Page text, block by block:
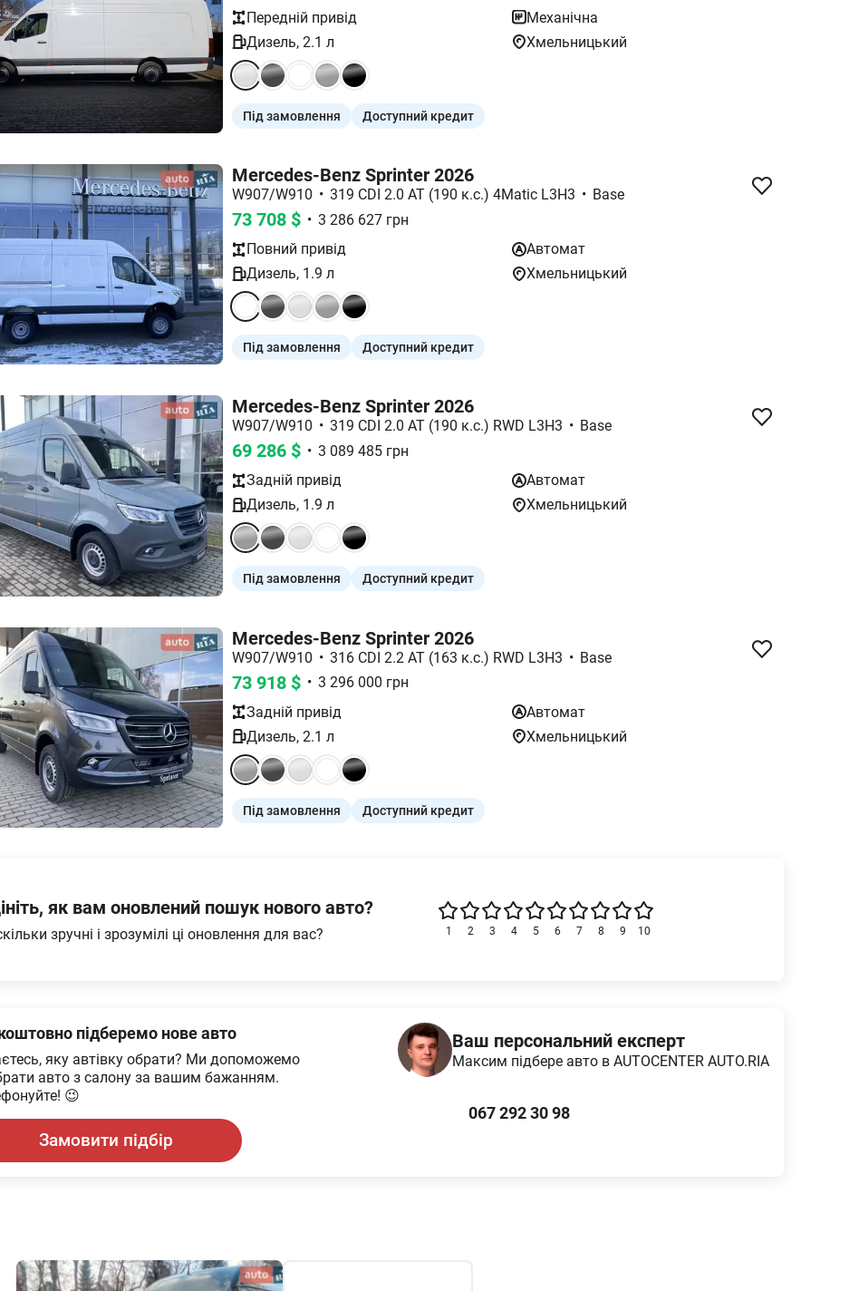
Передній привід
Механічна
Дизель, 2.1 л Хмельницький
Під замовлення Доступний кредит
Mercedes-Benz Sprinter 2026
W907/W910 • 319 CDI 2.0 AT (190 к.с.) 4Matic L3H3 • Base
73 708 $ • 3 286 627 грн
Повний привід
Автомат
Дизель, 1.9 л Хмельницький
Під замовлення Доступний кредит
Mercedes-Benz Sprinter 2026
W907/W910 • 319 CDI 2.0 AT (190 к.с.) RWD L3H3 • Base
69 286 $ • 3 089 485 грн
Задній привід
Автомат
Дизель, 1.9 л Хмельницький
Під замовлення Доступний кредит
Mercedes-Benz Sprinter 2026
W907/W910 • 316 CDI 2.2 AT (163 к.с.) RWD L3H3 • Base
73 918 $ • 3 296 000 грн
Задній привід
Автомат
Дизель, 2.1 л Хмельницький
Під замовлення Доступний кредит
як вам оновлений пошук нового авто?
зручні і зрозумілі ці оновлення для вас? 10
9
8
7
6
5
4
3
2
1
підберемо нове авто
яку автівку обрати? Ми допоможемо
авто з салону за вашим бажанням.
😉
Замовити підбір
Ваш персональний експерт
Максим підбере авто в AUTOCENTER AUTO.RIA
067 292 30 98